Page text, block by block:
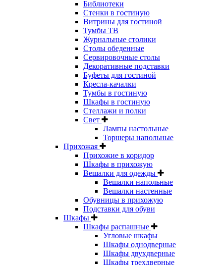
Библиотеки
Стенки в гостиную
Витрины для гостиной
Тумбы ТВ
Журнальные столики
Столы обеденные
Сервировочные столы
Декоративные подставки
Буфеты для гостиной
Кресла-качалки
Тумбы в гостиную
Шкафы в гостиную
Стеллажи и полки
Свет
Лампы настольные
Торшеры напольные
Прихожая
Прихожие в коридор
Шкафы в прихожую
Вешалки для одежды
Вешалки напольные
Вешалки настенные
Обувницы в прихожую
Подставки для обуви
Шкафы
Шкафы распашные
Угловые шкафы
Шкафы однодверные
Шкафы двухдверные
Шкафы трехдверные